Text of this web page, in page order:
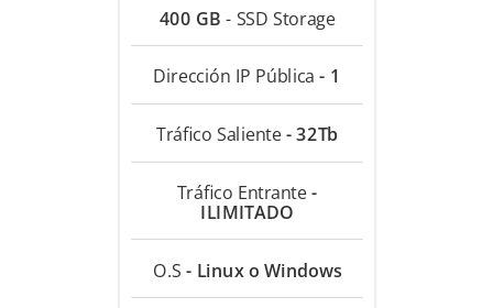
400 GB - SSD Storage
Dirección IP Pública - 1
Tráfico Saliente - 32Tb
Tráfico Entrante -
ILIMITADO
O.S - Linux o Windows